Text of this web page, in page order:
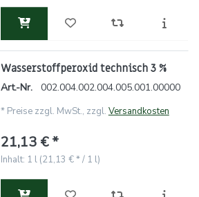
Wasserstoffperoxid technisch 3 %
Art.-Nr. 002.004.002.004.005.001.00000
* Preise zzgl. MwSt., zzgl. Versandkosten
21,13 € *
Inhalt: 1 l (21,13 € * / 1 l)